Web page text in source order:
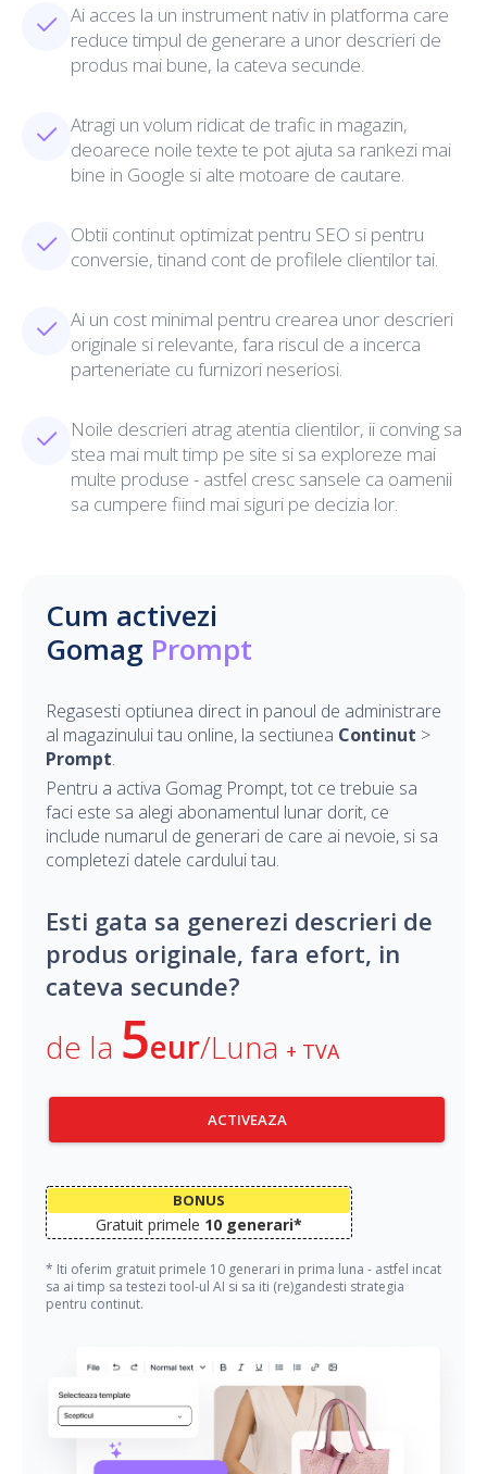
Ai acces la un instrument nativ in platforma care
reduce timpul de generare a unor descrieri de
produs mai bune, la cateva secunde.
Atragi un volum ridicat de trafic in magazin,
deoarece noile texte te pot ajuta sa rankezi mai
bine in Google si alte motoare de cautare.
Obtii continut optimizat pentru SEO si pentru
conversie, tinand cont de profilele clientilor tai.
Ai un cost minimal pentru crearea unor descrieri
originale si relevante, fara riscul de a incerca
parteneriate cu furnizori neseriosi.
Noile descrieri atrag atentia clientilor, ii conving sa
stea mai mult timp pe site si sa exploreze mai
multe produse - astfel cresc sansele ca oamenii
sa cumpere fiind mai siguri pe decizia lor.
Cum activezi
Gomag Prompt
Regasesti optiunea direct in panoul de administrare
al magazinului tau online, la sectiunea Continut >
Prompt.
Pentru a activa Gomag Prompt, tot ce trebuie sa
faci este sa alegi abonamentul lunar dorit, ce
include numarul de generari de care ai nevoie, si sa
completezi datele cardului tau.
Esti gata sa generezi descrieri de
produs originale, fara efort, in
cateva secunde?
de la 5eur/Luna + TVA
ACTIVEAZA
BONUS
Gratuit primele 10 generari*
* Iti oferim gratuit primele 10 generari in prima luna - astfel incat
sa ai timp sa testezi tool-ul AI si sa iti (re)gandesti strategia
pentru continut.